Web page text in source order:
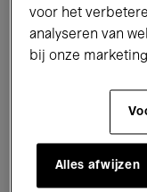
Performances
Jazz
Elektronische
Voor iedereen
voor het
analyseren van
bij onze
Alles afwijzen